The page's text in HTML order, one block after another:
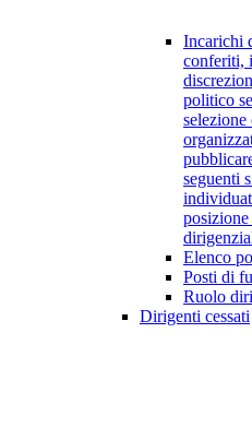
Incarichi
conferiti,
politico
seguenti
Elenco
Posti di
Ruolo
Dirigenti cessati